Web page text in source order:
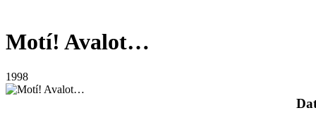
Motí! Avalot…
1998